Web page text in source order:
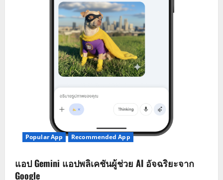
Popular App Recommended App
แอป Gemini แอปพลิเคชันผู้ช่วย AI อัจฉริยะจาก
Google